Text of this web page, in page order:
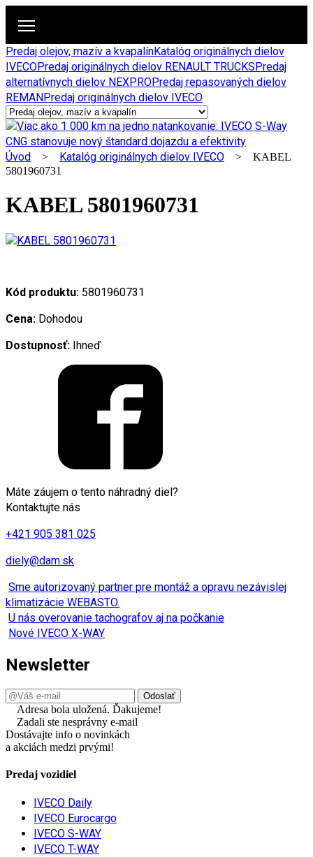
Predaj olejov, mazív a kvapalínKatalóg originálnych dielov
IVECOPredaj originálnych dielov RENAULT TRUCKSPredaj
alternatívnych dielov NEXPROPredaj repasovaných dielov
REMANPredaj originálnych dielov IVECO
Úvod > Katalóg originálnych dielov IVECO > KABEL
5801960731
KABEL 5801960731
Kód produktu: 5801960731
Cena: Dohodou
Dostupnosť: Ihneď
Máte záujem o tento náhradný diel?
Kontaktujte nás
+421 905 381 025
diely@dam.sk
Sme autorizovaný partner pre montáž a opravu nezávislej
klimatizácie WEBASTO.
U nás overovanie tachografov aj na počkanie
Nové IVECO X-WAY
Newsletter
Adresa bola uložená. Ďakujeme!
Zadali ste nesprávny e-mail
Dostávajte info o novinkách
a akciách medzi prvými!
Predaj vozidiel
IVECO Daily
IVECO Eurocargo
IVECO S-WAY
IVECO T-WAY